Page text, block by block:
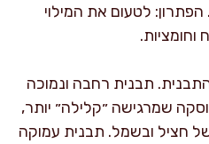
לטעום את המילוי
תבנית רחבה ונמוכה
שמרגישה ״קלילה״ יותר,
חציל ובשמל. תבנית עמוקה